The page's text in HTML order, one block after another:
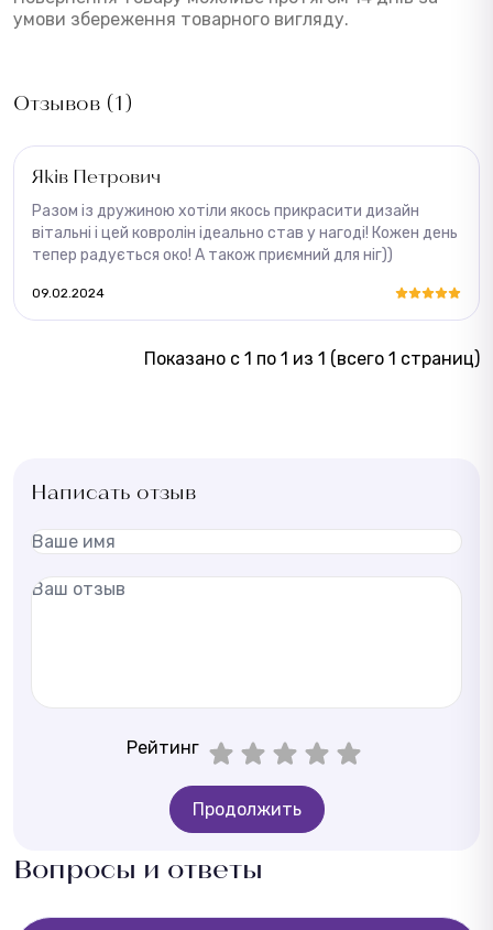
умови збереження товарного вигляду.
Отзывов (1)
Яків Петрович
Разом із дружиною хотіли якось прикрасити дизайн
вітальні і цей ковролін ідеально став у нагоді! Кожен день
тепер радується око! А також приємний для ніг))
09.02.2024
Показано с 1 по 1 из 1 (всего 1 страниц)
Написать отзыв
Рейтинг
Продолжить
Вопросы и ответы